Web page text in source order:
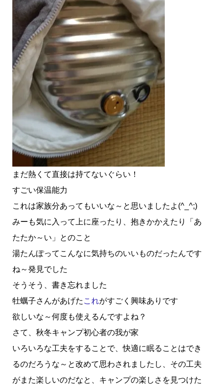
まだ熱くて直接は持てないぐらい！
すごい保温能力
これは家族分あってもいいな～と思いましたよ(^_^;)
みーも気に入って上に座ったり、抱きかかえたり「あ
たたか～い」とのこと
湯たんぽってこんなに気持ちのいいものだったんです
ね～発見でした
そうそう、書き忘れました
牡蠣子さんがあげた これがすごく興味ありです
欲しいな～何度も使えるんですよね？
さて、秋冬キャンプ初心者の我が家
いろいろな工夫をすることで、快適に眠ることはでき
るのだろうな～と改めて思わされましたし、その工夫
がまた楽しいのだなと、キャンプの楽しさを見つけた